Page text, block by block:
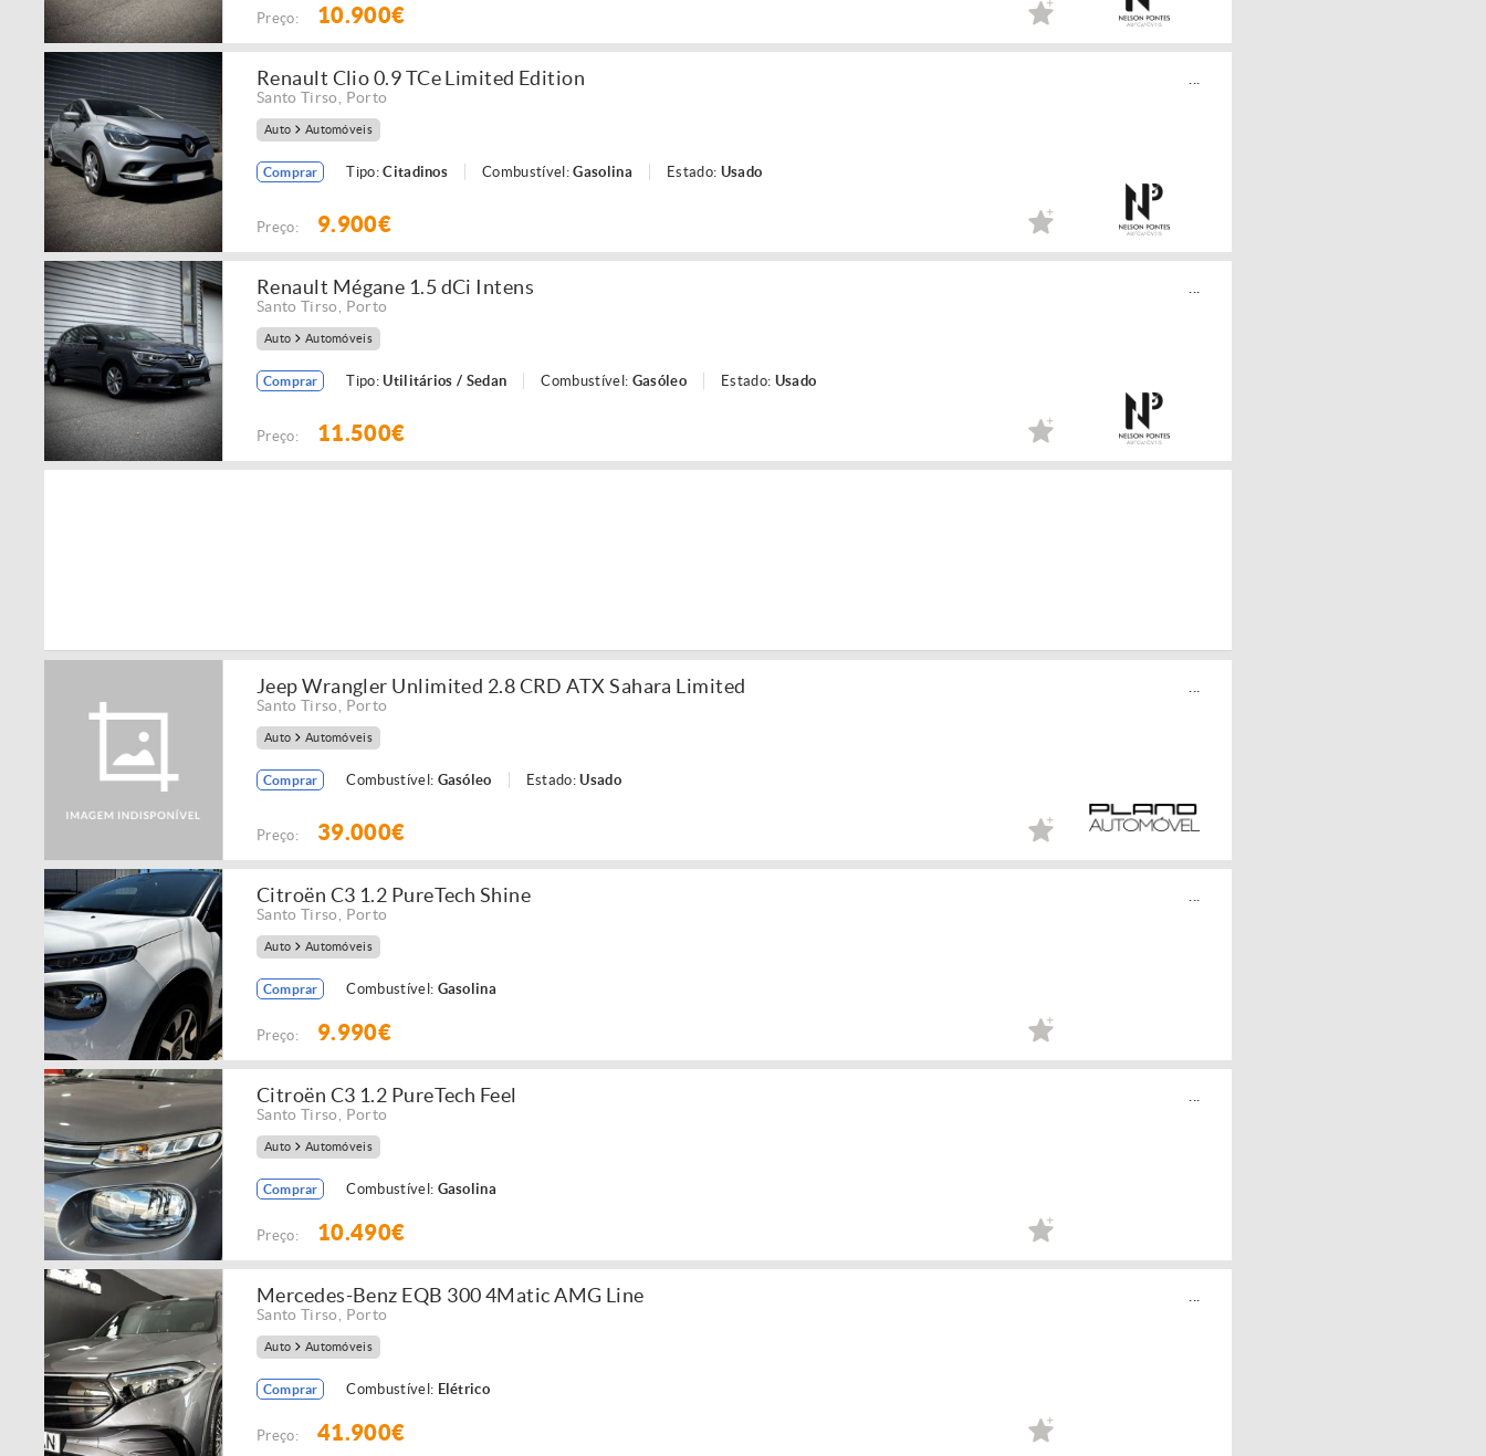
Preço: 10.900€
Renault Clio 0.9 TCe Limited Edition
Santo Tirso Porto
Auto Automóveis
Comprar Tipo:Citadinos Combustível:Gasolina Estado: Usado
Preço: 9.900€
Renault Mégane 1.5 dCi Intens
Santo Tirso Porto
Auto Automóveis
Comprar Tipo:Utilitários / Sedan Combustível: Gasóleo Estado: Usado
Preço: 11.500€
Jeep Wrangler Unlimited 2.8 CRD ATX Sahara Limited
Santo Tirso Porto
Auto Automóveis
Comprar Combustível: Gasóleo Estado:Usado
Preço: 39.000€
Citroën C3 1.2 PureTech Shine
Santo Tirso Porto
Auto Automóveis
Comprar Combustível: Gasolina
Preço: 9.990€
Citroën C3 1.2 PureTech Feel
Santo Tirso Porto
Auto Automóveis
Comprar Combustível: Gasolina
Preço: 10.490€
Mercedes-Benz EQB 300 4Matic AMG Line
Santo Tirso Porto
Auto Automóveis
Comprar Combustível: Elétrico
Preço: 41.900€